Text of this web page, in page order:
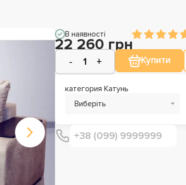
В наявності
22 260 грн
Купити
категория Катунь
Виберіть